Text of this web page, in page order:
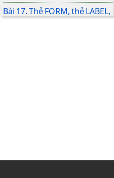
Bài 17. Thẻ FORM, thẻ LABEL,
thẻ INPUT với TYPE là TEXT,
Bài 22. Thẻ FORM với thuộc